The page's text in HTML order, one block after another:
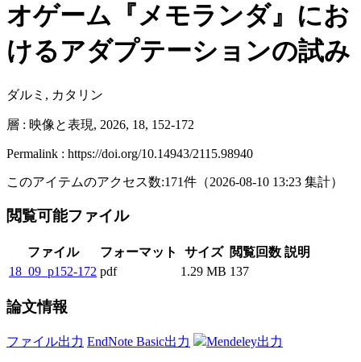
オゲーム『メモランダ』にお
けるアダプテーションの試み
ダルミ, カタリン
層 : 映像と表現, 2026, 18, 152-172
Permalink : https://doi.org/10.14943/2115.98940
このアイテムのアクセス数:171件 （2026-08-10 13:23 集計）
閲覧可能ファイル
ファイル フォーマット サイズ 閲覧回数 説明
18_09_p152-172 pdf 1.29 MB 137
論文情報
ファイル出力 EndNote Basic出力 Mendeley出力